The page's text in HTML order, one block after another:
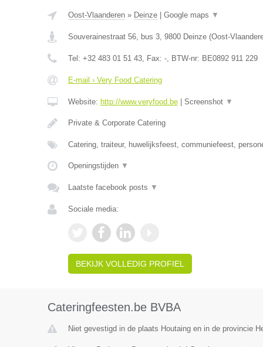
Oost-Vlaanderen» Deinze| Google maps ▼
Souverainestraat 56, bus 3, 9800 Deinze(Oost-
Tel: +32 483 01 51 43, Fax: -, BTW-nr: BE0892 911 229
E-mail › Very Food Catering
Website: http://www.veryfood.be| Screenshot ▼
Private & Corporate Catering
Catering, traiteur, huwelijksfeest, communiefeest,
Openingstijden ▼
Laatste facebook posts ▼
Sociale media:
BEKIJK VOLLEDIG PROFIEL
Cateringfeesten.be BVBA
Niet gevestigd in de plaats Houtaing en in de provincie